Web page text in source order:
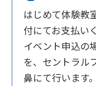
はじめて体験教
付にてお支払い
イベント申込の
を、セントラル
鼻にて行います。